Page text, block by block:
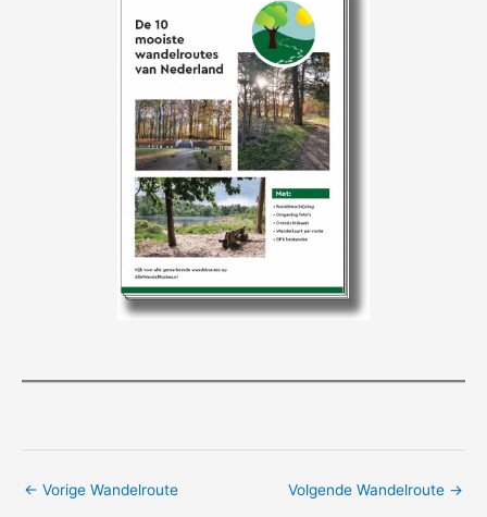
← Vorige Wandelroute Volgende Wandelroute →